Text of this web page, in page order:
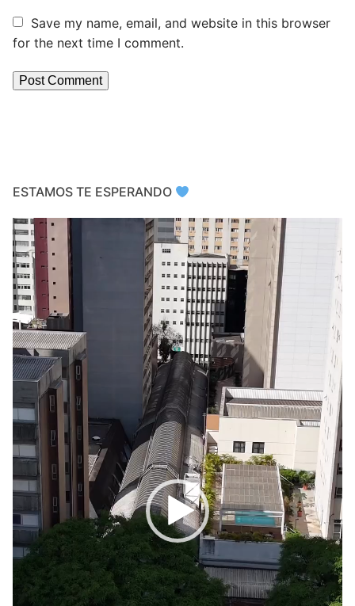
Save my name, email, and website in this browser
for the next time I comment.
ESTAMOS TE ESPERANDO
Video
Player